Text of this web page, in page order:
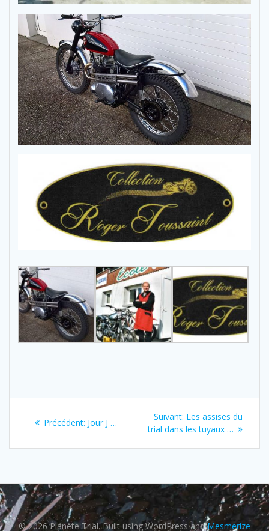
Précédent: Previous
Jour J …
Suivant: Next
post:
Les assises du
trial dans les tuyaux …
© 2026 Planète Trial. Built using WordPress andMesmerize